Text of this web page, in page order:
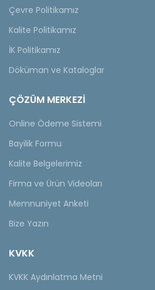
Çevre Politikamız
Kalite Politikamız
İK Politikamız
Döküman ve Kataloglar
ÇÖZÜM MERKEZİ
Online Ödeme Sistemi
Bayilik Formu
Kalite Belgelerimiz
Firma ve Ürün Videoları
Memnuniyet Anketi
Bize Yazın
KVKK
KVKK Aydınlatma Metni